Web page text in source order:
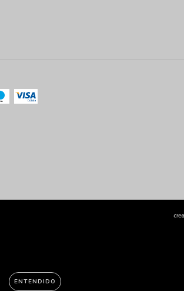
ENTENDIDO